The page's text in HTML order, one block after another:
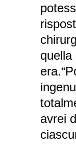
quella
avrei